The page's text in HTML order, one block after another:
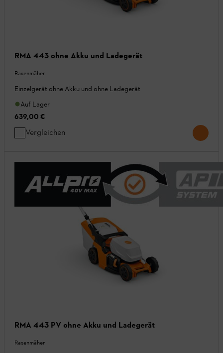
RMA 443 ohne Akku und Ladegerät
Rasenmäher
Einzelgerät ohne Akku und ohne Ladegerät
Auf Lager
639,00 €
Vergleichen
RMA 443 PV ohne Akku und Ladegerät
Rasenmäher